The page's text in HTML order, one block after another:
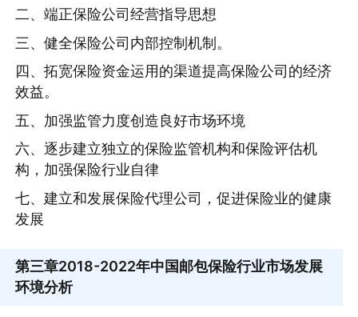
二、端正保险公司经营指导思想
三、健全保险公司内部控制机制。
四、拓宽保险资金运用的渠道提高保险公司的经济
效益。
五、加强监管力度创造良好市场环境
六、逐步建立独立的保险监管机构和保险评估机
构，加强保险行业自律
七、建立和发展保险代理公司，促进保险业的健康
发展
第三章2018-2022年中国邮包保险行业市场发展
环境分析